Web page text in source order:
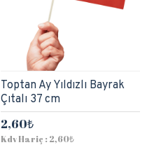
Toptan Ay Yıldızlı Bayrak
Çıtalı 37 cm
2,60₺
Kdv Hariç : 2,60₺